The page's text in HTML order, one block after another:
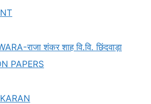
राजा शंकर शाह वि.वि. छिंदवाड़ा
PAPERS